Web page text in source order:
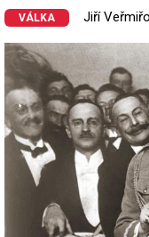
VÁLKA Jiří
Image